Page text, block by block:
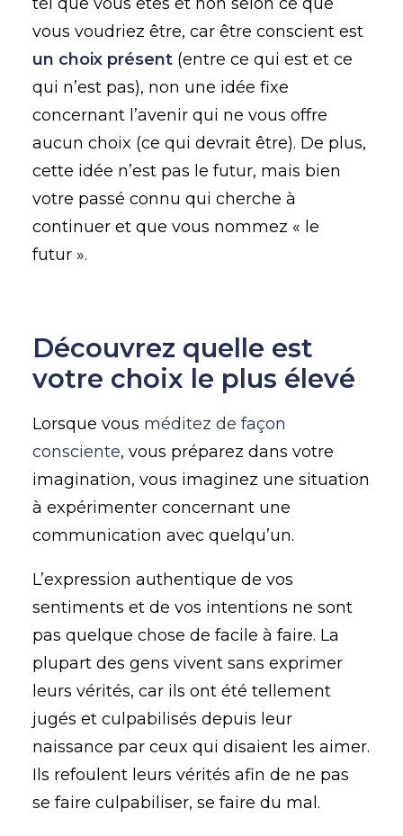
vous voudriez être, car être conscient est
un choix présent (entre ce qui est et ce
qui n’est pas), non une idée fixe
concernant l’avenir qui ne vous offre
aucun choix (ce qui devrait être). De plus,
cette idée n’est pas le futur, mais bien
votre passé connu qui cherche à
continuer et que vous nommez « le
futur ».
Découvrez quelle est
votre choix le plus élevé
Lorsque vous méditez de façon
consciente, vous préparez dans votre
imagination, vous imaginez une situation
à expérimenter concernant une
communication avec quelqu’un.
L’expression authentique de vos
sentiments et de vos intentions ne sont
pas quelque chose de facile à faire. La
plupart des gens vivent sans exprimer
leurs vérités, car ils ont été tellement
jugés et culpabilisés depuis leur
naissance par ceux qui disaient les aimer.
Ils refoulent leurs vérités afin de ne pas
se faire culpabiliser, se faire du mal.